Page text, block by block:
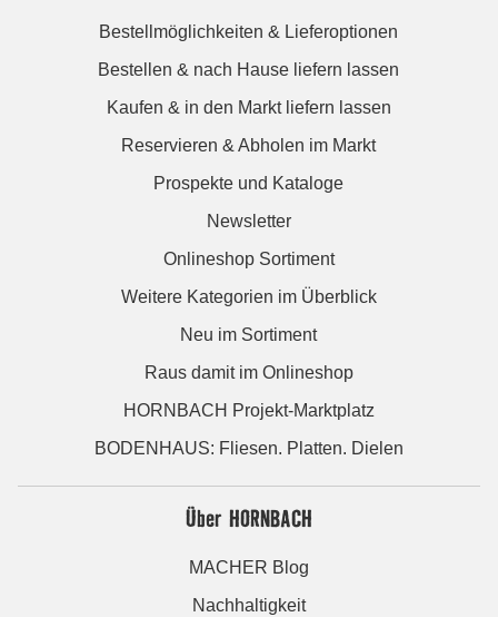
Bestellmöglichkeiten & Lieferoptionen
Bestellen & nach Hause liefern lassen
Kaufen & in den Markt liefern lassen
Reservieren & Abholen im Markt
Prospekte und Kataloge
Newsletter
Onlineshop Sortiment
Weitere Kategorien im Überblick
Neu im Sortiment
Raus damit im Onlineshop
HORNBACH Projekt-Marktplatz
BODENHAUS: Fliesen. Platten. Dielen
Über HORNBACH
MACHER Blog
Nachhaltigkeit